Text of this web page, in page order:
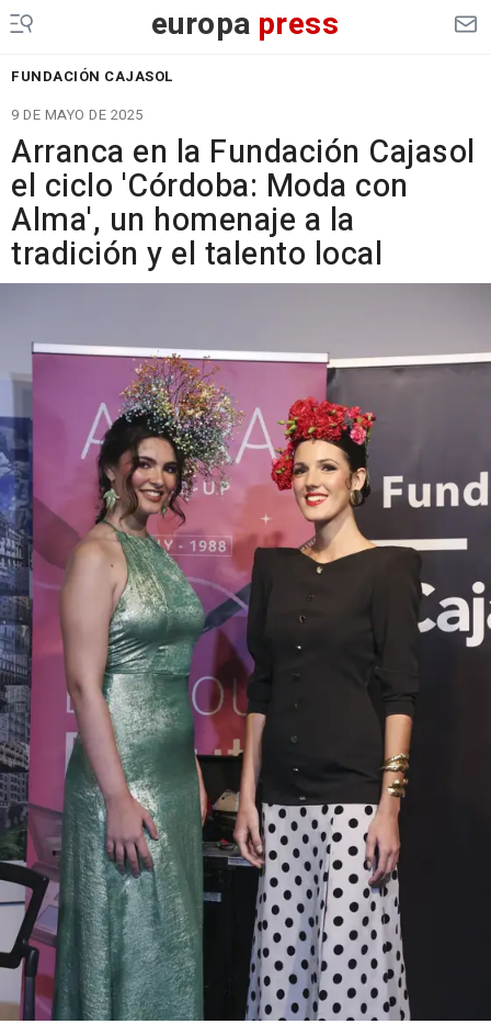
europa press
FUNDACIÓN CAJASOL
9 DE MAYO DE 2025
Arranca en la Fundación Cajasol
el ciclo 'Córdoba: Moda con
Alma', un homenaje a la
tradición y el talento local